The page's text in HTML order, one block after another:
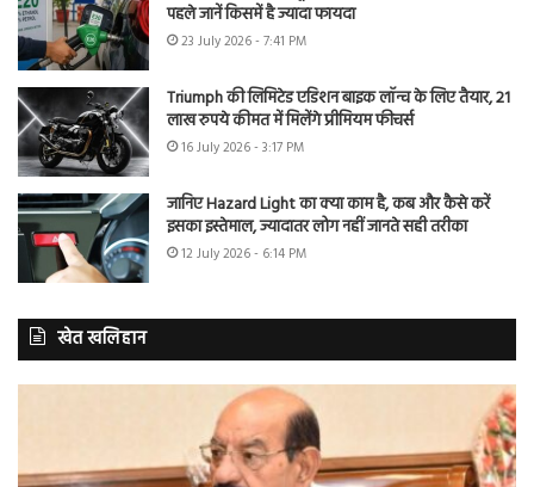
पहले जानें किसमें है ज्यादा फायदा
23 July 2026 - 7:41 PM
Triumph की लिमिटेड एडिशन बाइक लॉन्च के लिए तैयार, 21
लाख रुपये कीमत में मिलेंगे प्रीमियम फीचर्स
16 July 2026 - 3:17 PM
जानिए Hazard Light का क्या काम है, कब और कैसे करें
इसका इस्तेमाल, ज्यादातर लोग नहीं जानते सही तरीका
12 July 2026 - 6:14 PM
खेत खलिहान